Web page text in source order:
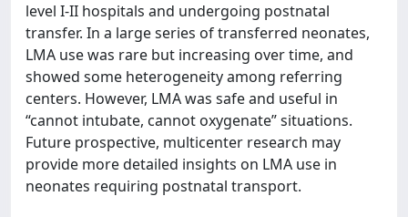
level I-II hospitals and undergoing postnatal
transfer. In a large series of transferred neonates,
LMA use was rare but increasing over time, and
showed some heterogeneity among referring
centers. However, LMA was safe and useful in
“cannot intubate, cannot oxygenate” situations.
Future prospective, multicenter research may
provide more detailed insights on LMA use in
neonates requiring postnatal transport.